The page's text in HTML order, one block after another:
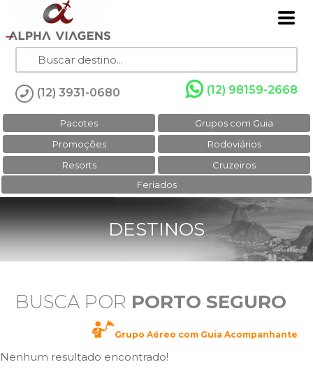
(12) 3931-0680 (12) 98159-2668
Pacotes
Grupos com Guia
Promoções
Rodoviários
Resorts
Cruzeiros
Feriados
DESTINOS
BUSCA POR PORTO SEGURO
Grupo Aéreo com Guia Acompanhante
Nenhum resultado encontrado!